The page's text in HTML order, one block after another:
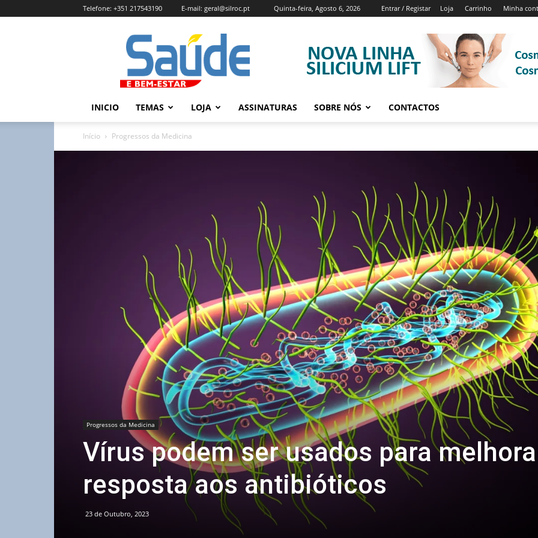
Quinta-feira, Agosto 6, 2026 Entrar / Registar Loja Carrinho Minha
Telefone: +351 217543190 E-mail: geral@silroc.pt
Revista
Saúde
e
Bem
Estar
Edição
INICIO TEMAS LOJA ASSINATURAS SOBRE NÓS CONTACTOS
Início Progressos da Medicina
Progressos da Medicina
Vírus podem ser usados para
resposta aos antibióticos
23 de Outubro, 2023